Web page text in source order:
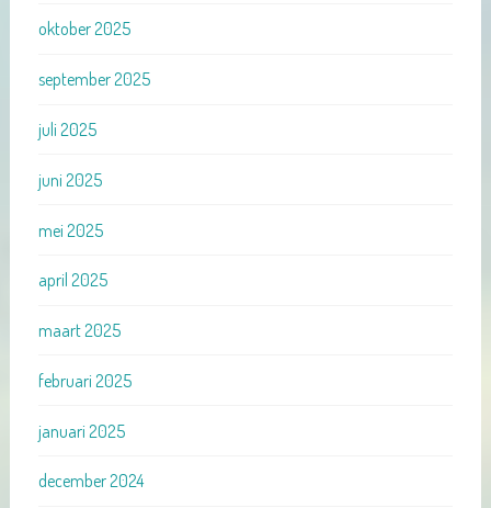
oktober 2025
september 2025
juli 2025
juni 2025
mei 2025
april 2025
maart 2025
februari 2025
januari 2025
december 2024